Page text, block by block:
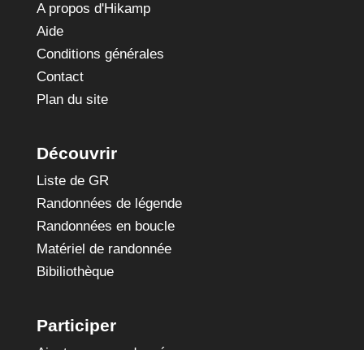
A propos d'Hikamp
Aide
Conditions générales
Contact
Plan du site
Découvrir
Liste de GR
Randonnées de légende
Randonnées en boucle
Matériel de randonnée
Bibiliothèque
Participer